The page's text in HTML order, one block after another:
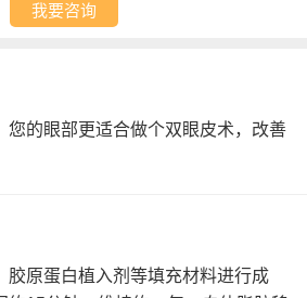
我要咨询
您的眼部更适合做个双眼皮术，改善
胶原蛋白植入剂等填充材料进行成